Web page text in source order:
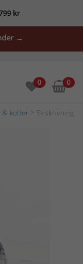
kr
→
0 0
& koftor > Beskrivning